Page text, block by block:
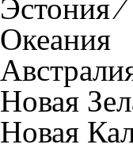
Эстония ⁄
Океания
Новая
Новая